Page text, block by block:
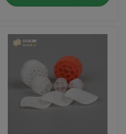
منتجات
معلومات عنا